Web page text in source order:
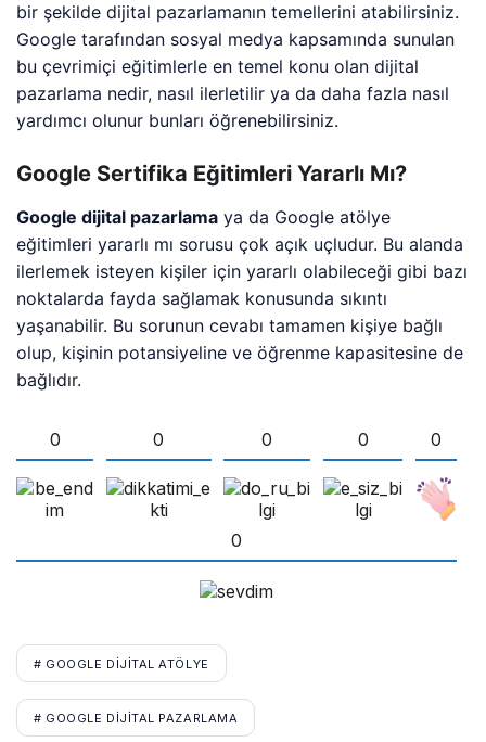
bir şekilde dijital pazarlamanın temellerini atabilirsiniz.
Google tarafından sosyal medya kapsamında sunulan
bu çevrimiçi eğitimlerle en temel konu olan dijital
pazarlama nedir, nasıl ilerletilir ya da daha fazla nasıl
yardımcı olunur bunları öğrenebilirsiniz.
Google Sertifika Eğitimleri Yararlı Mı?
Google dijital pazarlama ya da Google atölye
eğitimleri yararlı mı sorusu çok açık uçludur. Bu alanda
ilerlemek isteyen kişiler için yararlı olabileceği gibi bazı
noktalarda fayda sağlamak konusunda sıkıntı
yaşanabilir. Bu sorunun cevabı tamamen kişiye bağlı
olup, kişinin potansiyeline ve öğrenme kapasitesine de
bağlıdır.
0 0 0 0 0
0
# GOOGLE DIJITAL ATÖLYE
# GOOGLE DIJITAL PAZARLAMA